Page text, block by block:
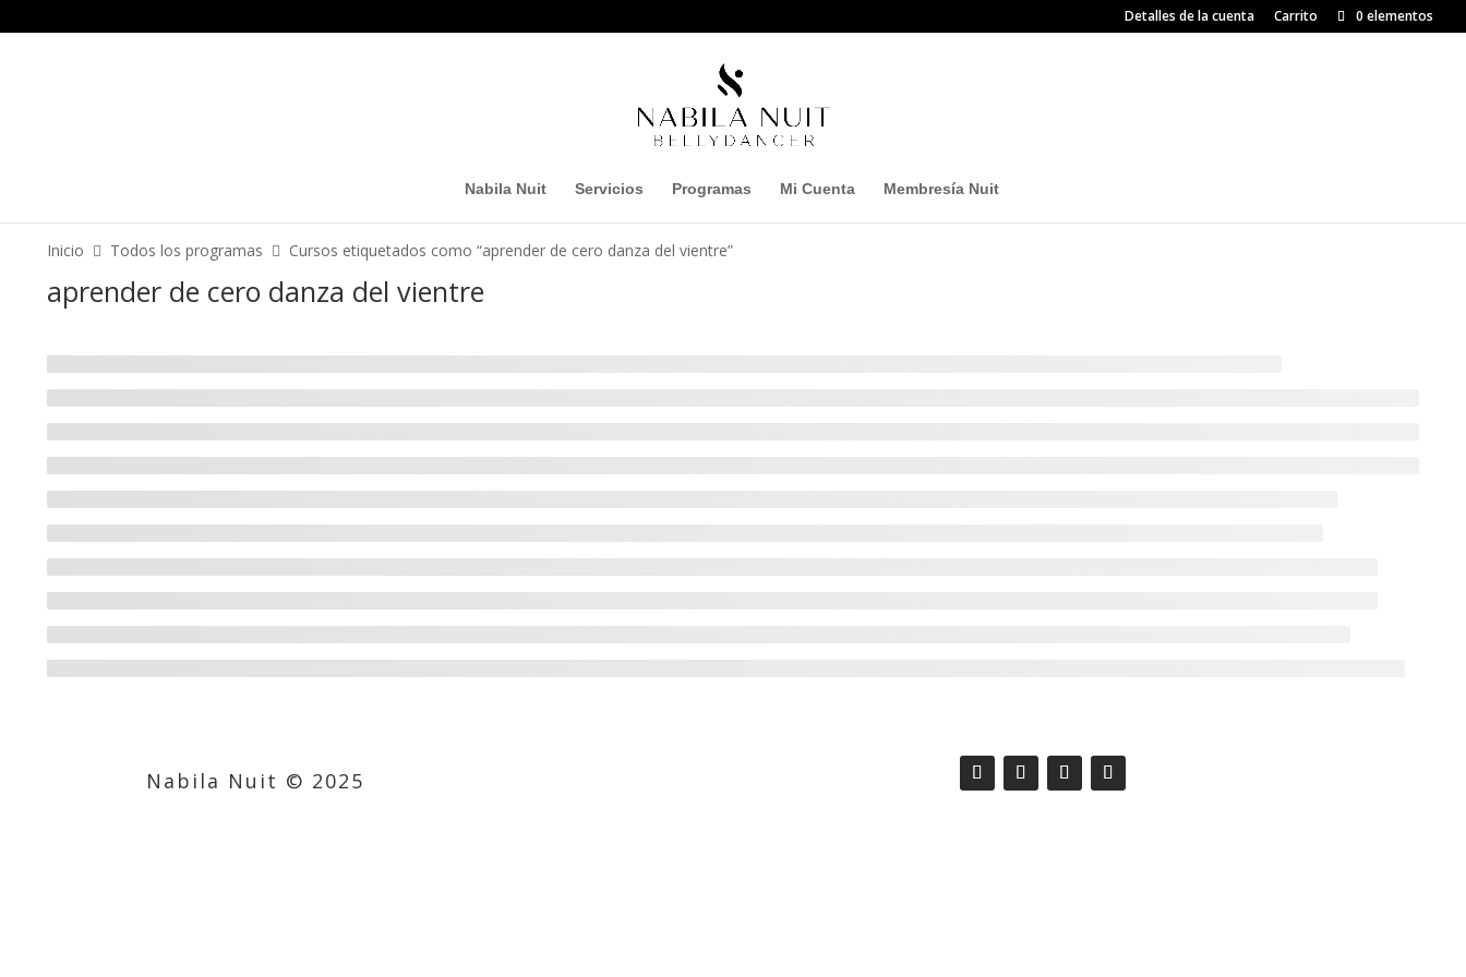
Detalles de la cuenta Carrito 0 elementos
Nabila Nuit Servicios Programas Mi Cuenta Membresía Nuit
Inicio Todos los programas Cursos etiquetados como “aprender de cero danza del vientre”
aprender de cero danza del vientre
Nabila Nuit © 2025